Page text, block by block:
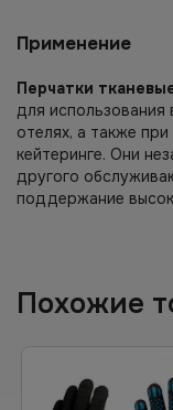
Применение
Перчатки
для использования
отелях, а также
кейтеринге. Они
другого
поддержание
Похожие